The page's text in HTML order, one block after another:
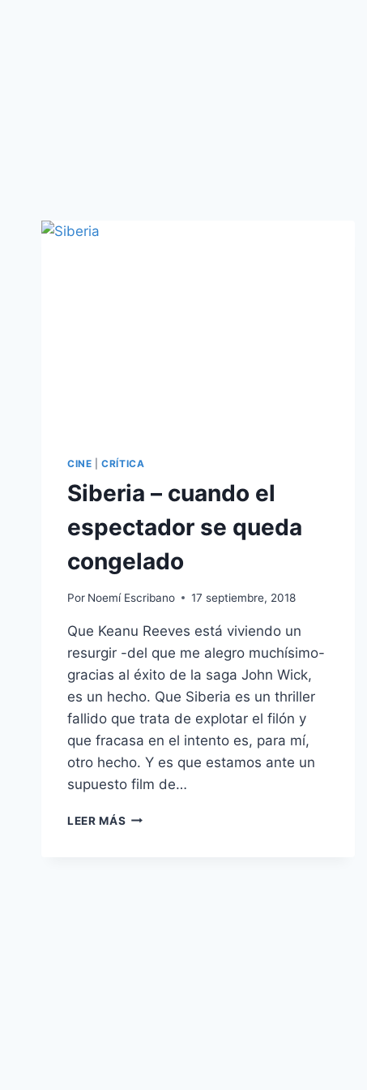
CINE |CRÍTICA
Siberia – cuando el
espectador se queda
congelado
Por Noemí Escribano 17 septiembre, 2018
Que Keanu Reeves está viviendo un
resurgir -del que me alegro muchísimo-
gracias al éxito de la saga John Wick,
es un hecho. Que Siberia es un thriller
fallido que trata de explotar el filón y
que fracasa en el intento es, para mí,
otro hecho. Y es que estamos ante un
supuesto film de…
LEER MÁS SIBERIA